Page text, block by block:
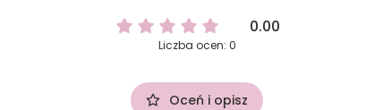
0.00
Liczba ocen: 0
Oceń i opisz